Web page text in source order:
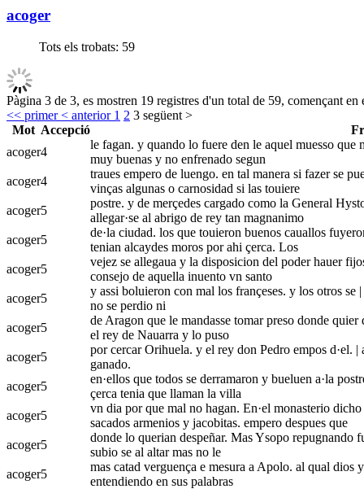
acoger
Tots els trobats: 59
Pàgina 3 de 3, es mostren 19 registres d'un total de 59, començant
<< primer< anterior 1 2 3 següent >
Mot Accepció
acoger4
le fagan. y quando lo fuere den le aquel muesso
muy buenas y no enfrenado segun
acoger4
traues empero de luengo. en tal manera si fazer se
vinças algunas o carnosidad si las touiere
acoger5
postre. y de merçedes cargado como la General
allegar·se al abrigo de rey tan magnanimo
acoger5
de·la ciudad. los que touieron buenos cauallos
tenian alcaydes moros por ahi çerca. Los
acoger5
vejez se allegaua y la disposicion del poder hauer
consejo de aquella inuento vn santo
acoger5
y assi boluieron con mal los françeses. y los otros se
no se perdio ni
acoger5
de Aragon que le mandasse tomar preso donde
el rey de Nauarra y lo puso
acoger5
por cercar Orihuela. y el rey don Pedro empos d·el.
ganado.
acoger5
en·ellos que todos se derramaron y bueluen a·la
çerca tenia que llaman la villa
acoger5
vn dia por que mal no hagan. En·el monasterio
sacados armenios y jacobitas. empero despues que
acoger5
donde lo querian despeñar. Mas Ysopo repugnando
subio se al altar mas no le
acoger5
mas catad verguença e mesura a Apolo. al qual dios
entendiendo en sus palabras